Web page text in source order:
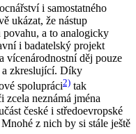
i samostatného
ukázat, že nástup
a to analogicky
i badatelský projekt
vícenárodnostní děj pouze
a zkreslující. Díky
spolupráci2) tak
zcela neznámá jména
české i středoevropské
z nich by si stále ještě